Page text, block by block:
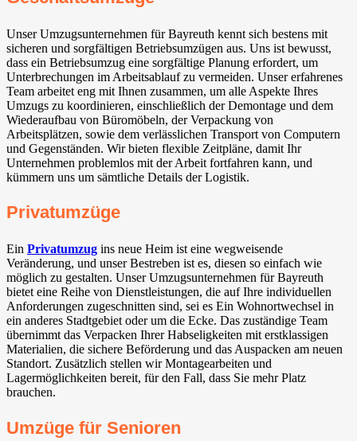
Unser Umzugsunternehmen für Bayreuth kennt sich bestens mit
sicheren und sorgfältigen Betriebsumzügen aus. Uns ist bewusst,
dass ein Betriebsumzug eine sorgfältige Planung erfordert, um
Unterbrechungen im Arbeitsablauf zu vermeiden. Unser erfahrenes
Team arbeitet eng mit Ihnen zusammen, um alle Aspekte Ihres
Umzugs zu koordinieren, einschließlich der Demontage und dem
Wiederaufbau von Büromöbeln, der Verpackung von
Arbeitsplätzen, sowie dem verlässlichen Transport von Computern
und Gegenständen. Wir bieten flexible Zeitpläne, damit Ihr
Unternehmen problemlos mit der Arbeit fortfahren kann, und
kümmern uns um sämtliche Details der Logistik.
Privatumzüge
Ein Privatumzug ins neue Heim ist eine wegweisende
Veränderung, und unser Bestreben ist es, diesen so einfach wie
möglich zu gestalten. Unser Umzugsunternehmen für Bayreuth
bietet eine Reihe von Dienstleistungen, die auf Ihre individuellen
Anforderungen zugeschnitten sind, sei es Ein Wohnortwechsel in
ein anderes Stadtgebiet oder um die Ecke. Das zuständige Team
übernimmt das Verpacken Ihrer Habseligkeiten mit erstklassigen
Materialien, die sichere Beförderung und das Auspacken am neuen
Standort. Zusätzlich stellen wir Montagearbeiten und
Lagermöglichkeiten bereit, für den Fall, dass Sie mehr Platz
brauchen.
Umzüge für Senioren